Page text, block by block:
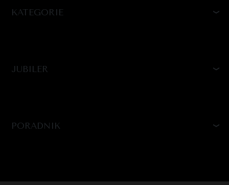
KATEGORIE
JUBILER
PORADNIK